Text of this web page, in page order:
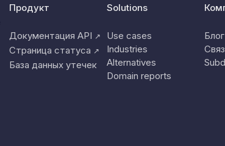
Продукт
Документация API ↗
Страница статуса ↗
База данных утечек
Solutions
Use cases
Industries
Alternatives
Domain reports
Блог